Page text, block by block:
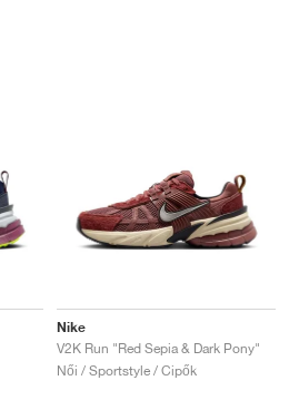
Nike
V2K Run "Red Sepia & Dark Pony"
Női / Sportstyle / Cipők